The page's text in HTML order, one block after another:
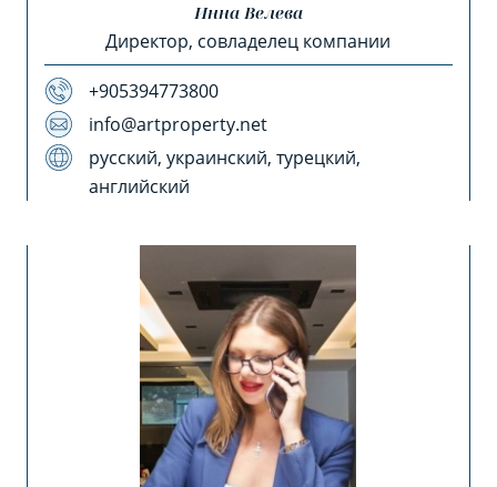
Инна Велева
Директор, совладелец компании
+905394773800
info@artproperty.net
русский, украинский, турецкий,
английский